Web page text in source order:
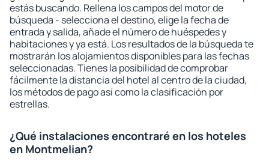
estás buscando. Rellena los campos del motor de
búsqueda - selecciona el destino, elige la fecha de
entrada y salida, añade el número de huéspedes y
habitaciones y ya está. Los resultados de la búsqueda te
mostrarán los alojamientos disponibles para las fechas
seleccionadas. Tienes la posibilidad de comprobar
fácilmente la distancia del hotel al centro de la ciudad,
los métodos de pago así como la clasificación por
estrellas.
¿Qué instalaciones encontraré en los hoteles
en Montmelian?